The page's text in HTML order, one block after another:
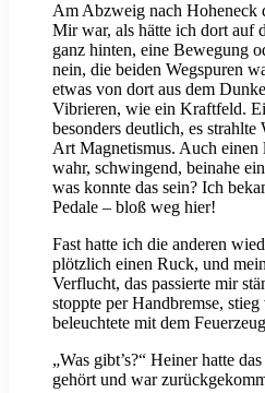
Am Abzweig nach Hoheneck
Mir war, als hätte ich dort auf
ganz hinten, eine Bewegung
nein, die beiden Wegspuren
etwas von dort aus dem
Vibrieren, wie ein Kraftfeld.
besonders deutlich, es strahlte
Art Magnetismus. Auch einen
wahr, schwingend, beinahe
was konnte das sein? Ich
Pedale – bloß weg hier!
Fast hatte ich die anderen
plötzlich einen Ruck, und
Verflucht, das passierte mir
stoppte per Handbremse,
beleuchtete mit dem
„Was gibt’s?“ Heiner hatte
gehört und war